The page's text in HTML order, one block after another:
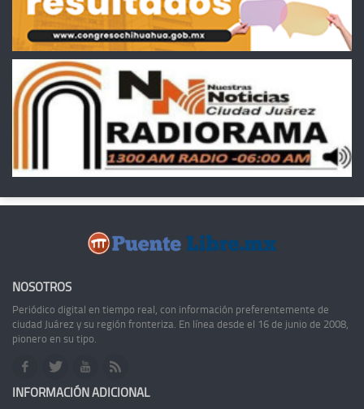
NOSOTROS
Periódico digital en tiempo real, con información preferentemente de
ciudad Juárez y su región fronteriza. En línea desde el 16 de junio de 2008,
pionero en su tipo.
INFORMACIÓN ADICIONAL